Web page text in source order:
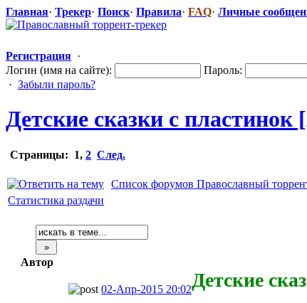
Главная· Трекер· Поиск· Правила· FAQ· Личные
Регистрация ·
Логин (имя на сайте):
Пароль:
· Забыли пароль?
Детские сказки с
Страницы: 1, 2 След.
Список форумов Православный
Статистика раздачи
Автор
02-Апр-2015 20:02Детские